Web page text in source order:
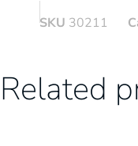
SKU 30211
Related